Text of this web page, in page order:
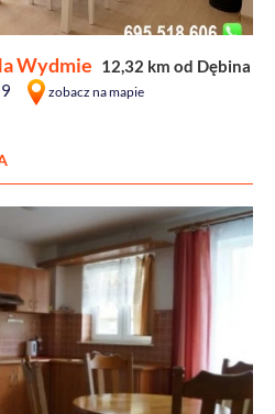
Wydmie 12,32 km od Dębina
9
zobacz na mapie